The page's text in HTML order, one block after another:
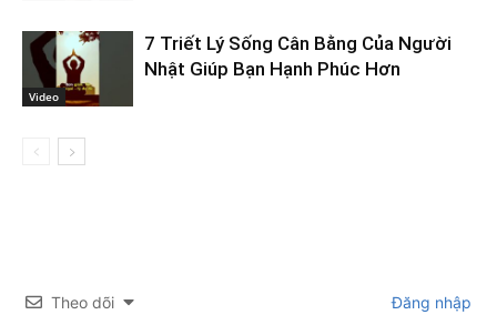
Video
7 Triết Lý Sống Cân Bằng Của Người
Nhật Giúp Bạn Hạnh Phúc Hơn
Theo dõi Đăng nhập